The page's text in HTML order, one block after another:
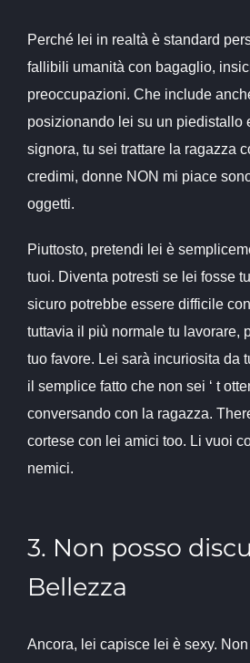
Perché lei in realtà è standard
fallibili umanità con bagaglio,
preoccupazioni. Che include
posizionando lei su un piedistallo
signora, tu sei trattare la ragazza
credimi, donne NON mi piace
oggetti.
Piuttosto, pretendi lei è
tuoi. Diventa potresti se lei fosse
sicuro potrebbe essere difficile
tuttavia il più normale tu lavorare,
tuo favore. Lei sarà incuriosita da
il semplice fatto che non sei ‘ t
conversando con la ragazza.
cortese con lei amici too. Li vuoi
nemici.
3. Non posso
Bellezza
Ancora, lei capisce lei è sexy.